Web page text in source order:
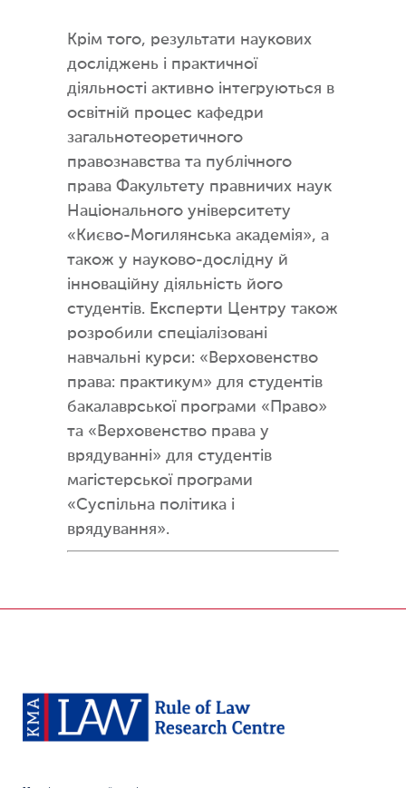
Крім того, результати наукових
досліджень і практичної
діяльності активно інтегруються в
освітній процес кафедри
загальнотеоретичного
правознавства та публічного
права Факультету правничих наук
Національного університету
«Києво-Могилянська академія», а
також у науково-дослідну й
інноваційну діяльність його
студентів. Експерти Центру також
розробили спеціалізовані
навчальні курси: «Верховенство
права: практикум» для студентів
бакалаврської програми «Право»
та «Верховенство права у
врядуванні» для студентів
магістерської програми
«Суспільна політика і
врядування».